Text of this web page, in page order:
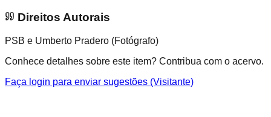
Direitos Autorais
PSB e Umberto Pradero (Fotógrafo)
Conhece detalhes sobre este item? Contribua com o acervo.
Faça login para enviar sugestões (Visitante)